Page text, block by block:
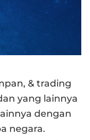
& trading
yang lainnya
dengan
negara.